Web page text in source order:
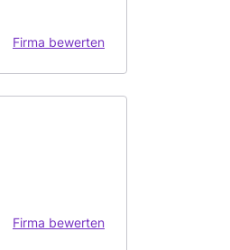
Firma bewerten
Firma bewerten